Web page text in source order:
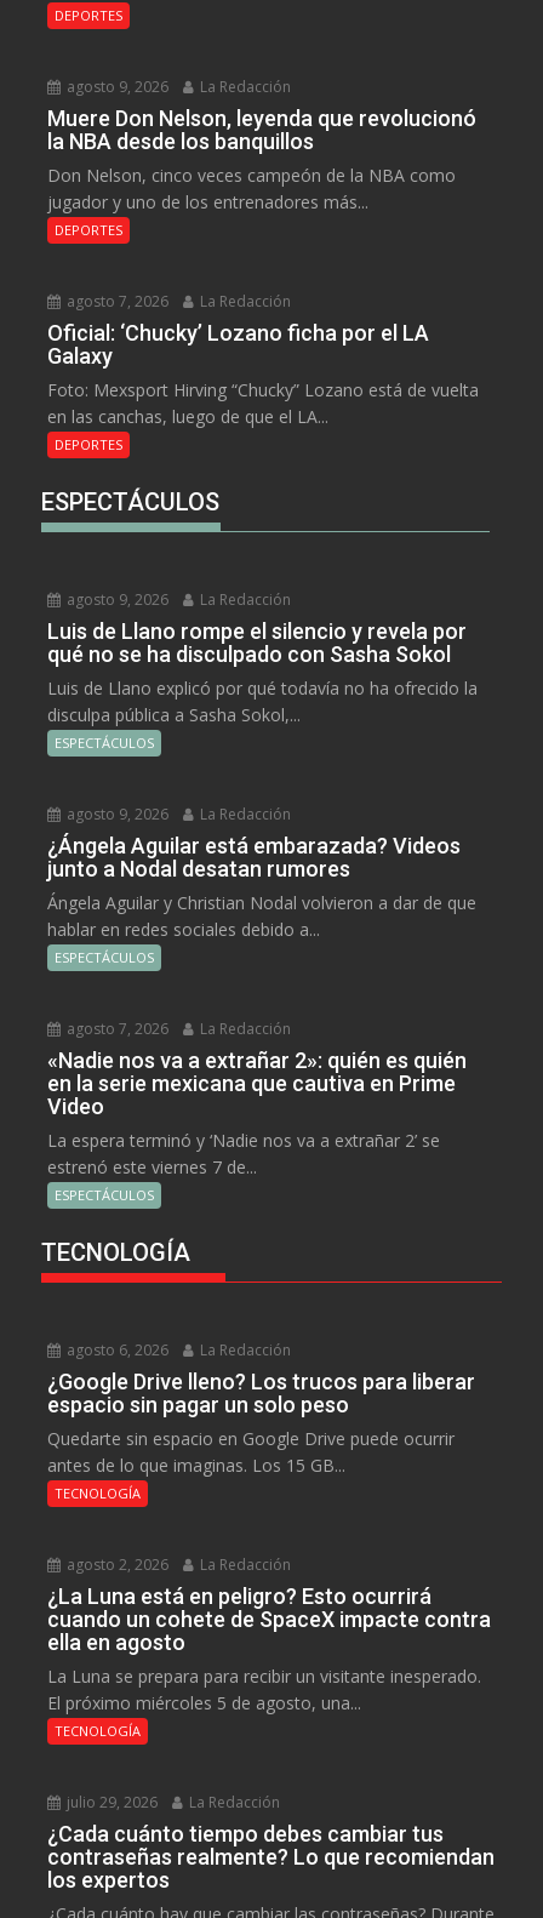
DEPORTES
agosto 9, 2026 La Redacción
Muere Don Nelson, leyenda que revolucionó
la NBA desde los banquillos
Don Nelson, cinco veces campeón de la NBA como
jugador y uno de los entrenadores más...
DEPORTES
agosto 7, 2026 La Redacción
Oficial: ‘Chucky’ Lozano ficha por el LA
Galaxy
Foto: Mexsport Hirving “Chucky” Lozano está de vuelta
en las canchas, luego de que el LA...
DEPORTES
ESPECTÁCULOS
agosto 9, 2026 La Redacción
Luis de Llano rompe el silencio y revela por
qué no se ha disculpado con Sasha Sokol
Luis de Llano explicó por qué todavía no ha ofrecido la
disculpa pública a Sasha Sokol,...
ESPECTÁCULOS
agosto 9, 2026 La Redacción
¿Ángela Aguilar está embarazada? Videos
junto a Nodal desatan rumores
Ángela Aguilar y Christian Nodal volvieron a dar de que
hablar en redes sociales debido a...
ESPECTÁCULOS
agosto 7, 2026 La Redacción
«Nadie nos va a extrañar 2»: quién es quién
en la serie mexicana que cautiva en Prime
Video
La espera terminó y ‘Nadie nos va a extrañar 2’ se
estrenó este viernes 7 de...
ESPECTÁCULOS
TECNOLOGÍA
agosto 6, 2026 La Redacción
¿Google Drive lleno? Los trucos para liberar
espacio sin pagar un solo peso
Quedarte sin espacio en Google Drive puede ocurrir
antes de lo que imaginas. Los 15 GB...
TECNOLOGÍA
agosto 2, 2026 La Redacción
¿La Luna está en peligro? Esto ocurrirá
cuando un cohete de SpaceX impacte contra
ella en agosto
La Luna se prepara para recibir un visitante inesperado.
El próximo miércoles 5 de agosto, una...
TECNOLOGÍA
julio 29, 2026 La Redacción
¿Cada cuánto tiempo debes cambiar tus
contraseñas realmente? Lo que recomiendan
los expertos